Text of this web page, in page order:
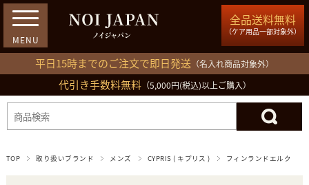
全品送料無料
（ケア用品一部対象外）
平日15時までのご注文で即日発送 （名入れ商品対象外）
代引き手数料無料（5,000円(税込)以上ご購入）
03-5809-1212
ログイン 会員登録 買い物カゴ
TOP 取り扱いブランド メンズ CYPRIS ( キプリス ) フィンランドエルク